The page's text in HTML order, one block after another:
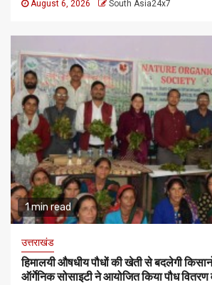
August 6, 2026 South Asia24x7
1 min read
उत्तराखंड
हिमालयी औषधीय पौधों की खेती से बदलेगी
ऑर्गेनिक सोसाइटी ने आयोजित किया पौध वितरण